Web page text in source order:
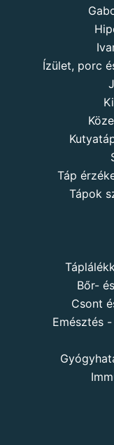
Ízület, porc
Táp
Tápok
Bőr-
Csont
Emésztés